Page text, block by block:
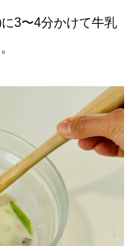
3〜4分かけて牛乳